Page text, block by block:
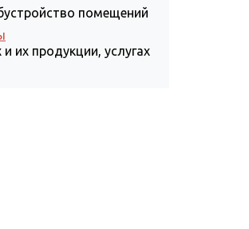
помещений
их продукции, услугах